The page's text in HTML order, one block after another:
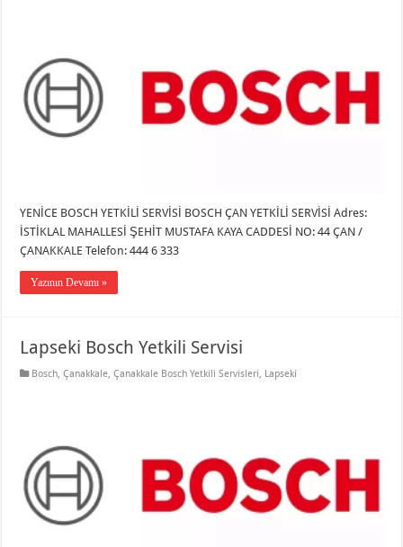
YENİCE BOSCH YETKİLİ SERVİSİ BOSCH ÇAN YETKİLİ SERVİSİ Adres:
İSTİKLAL MAHALLESİ ŞEHİT MUSTAFA KAYA CADDESİ NO: 44 ÇAN /
ÇANAKKALE Telefon: 444 6 333
Yazının Devamı »
Lapseki Bosch Yetkili Servisi
Bosch,Çanakkale,Çanakkale Bosch Yetkili Servisleri, Lapseki